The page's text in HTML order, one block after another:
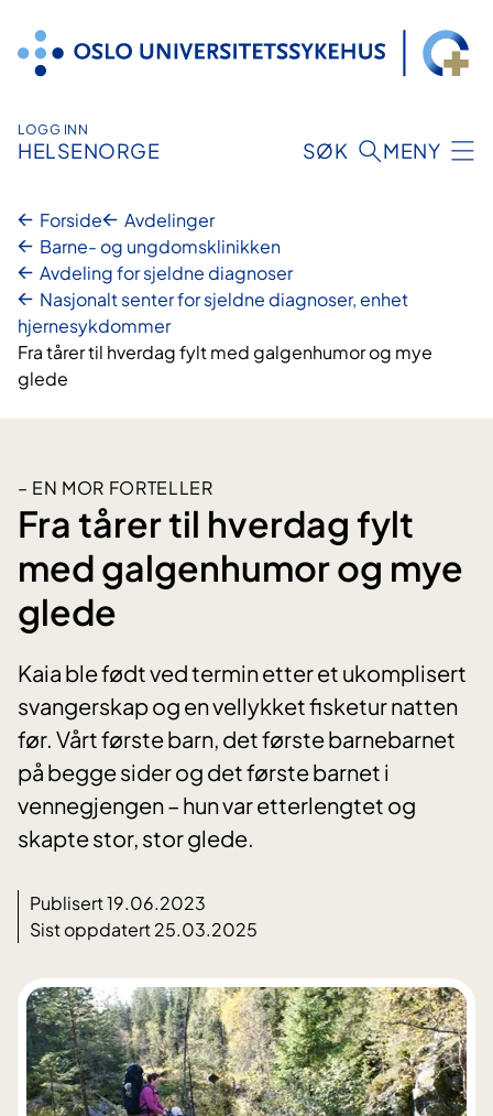
innhold
LOGG INN
HELSENORGE SØK MENY
Forside
Avdelinger
Barne- og ungdomsklinikken
Avdeling for sjeldne diagnoser
Nasjonalt senter for sjeldne diagnoser, enhet
hjernesykdommer
Fra tårer til hverdag fylt med galgenhumor og mye
glede
– EN MOR FORTELLER
Fra tårer til hverdag fylt
med galgenhumor og mye
glede
Kaia ble født ved termin etter et ukomplisert
svangerskap og en vellykket fisketur natten
før. Vårt første barn, det første barnebarnet
på begge sider og det første barnet i
vennegjengen – hun var etterlengtet og
skapte stor, stor glede.
Publisert 19.06.2023
Sist oppdatert 25.03.2025